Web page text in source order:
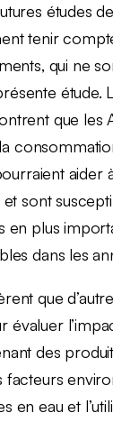
études
tenir
qui ne
étude.
que les
aider
sont
en plus
dans les
que
évaluer
des
facteurs
en eau et